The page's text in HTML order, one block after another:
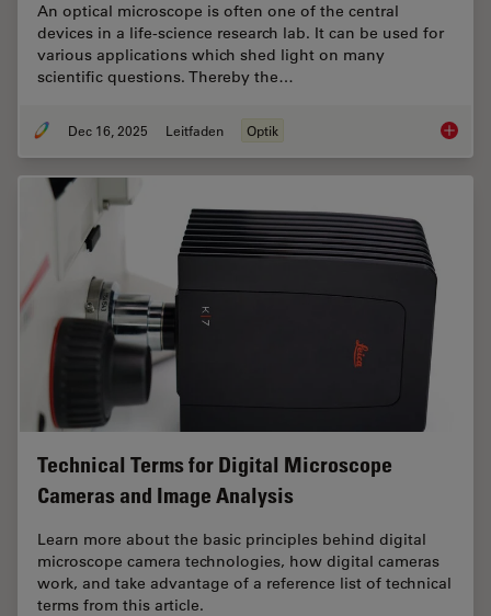
An optical microscope is often one of the central
devices in a life-science research lab. It can be used for
various applications which shed light on many
scientific questions. Thereby the…
Dec 16, 2025 Leitfaden Optik Factors
Technical Terms for Digital Microscope
Cameras and Image Analysis
Learn more about the basic principles behind digital
microscope camera technologies, how digital cameras
work, and take advantage of a reference list of technical
terms from this article.